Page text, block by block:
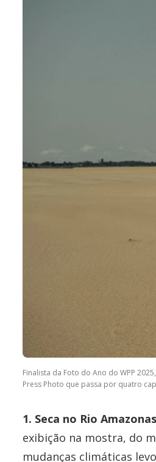
Finalista da Foto do Ano do WPP
Press Photo que passa por quatro
1. Seca no Rio
exibição na mostra, do
mudanças climáticas